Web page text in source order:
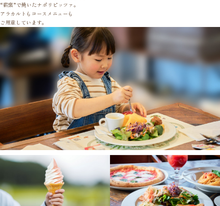
“薪窯”で焼いたナポリピッツァ。
アラカルトもコースメニューも
ご用意しています。